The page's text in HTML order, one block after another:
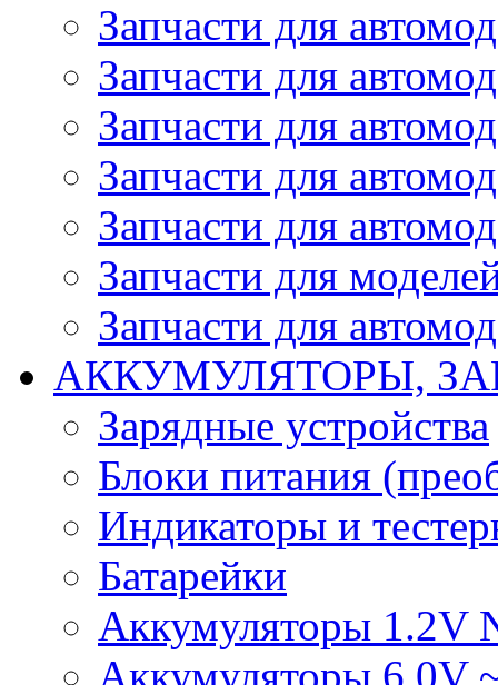
Запчасти для
Запчасти для
Запчасти для
Запчасти для
Запчасти для
Запчасти для
Запчасти для
АККУМУЛЯТОРЫ,
Зарядные устройства
Блоки питания
Индикаторы и
Батарейки
Аккумуляторы 1.2V